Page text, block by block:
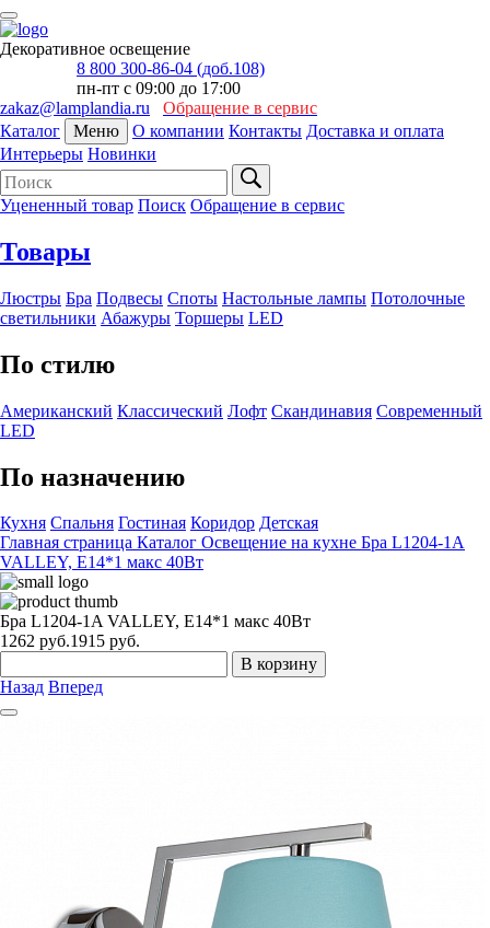
Декоративное освещение
8 800 300-86-04 (доб.108)
пн-пт с 09:00 до 17:00
zakaz@lamplandia.ru
Обращение в сервис
Каталог
Меню О компании Контакты Доставка и оплата
Интерьеры Новинки
Уцененный товар Поиск Обращение в сервис
Товары
Люстры Бра Подвесы Споты Настольные лампы Потолочные
светильники Абажуры Торшеры LED
По стилю
Американский Классический Лофт Скандинавия Современный
LED
По назначению
Кухня Спальня Гостиная Коридор Детская
Главная страница Каталог Освещение на кухне Бра L1204-1A
VALLEY, E14*1 макс 40Вт
Бра L1204-1A VALLEY, E14*1 макс 40Вт
1262 руб.1915 руб.
В корзину
Назад Вперед